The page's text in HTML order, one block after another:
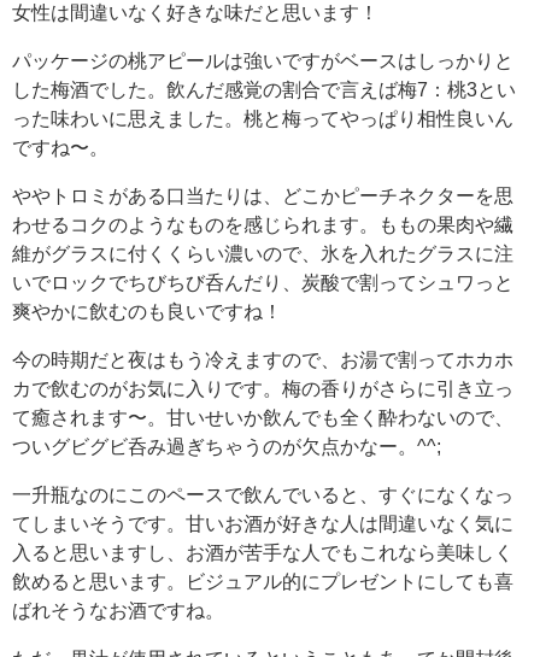
女性は間違いなく好きな味だと思います！
パッケージの桃アピールは強いですがベースはしっかりと
した梅酒でした。飲んだ感覚の割合で言えば梅7：桃3とい
った味わいに思えました。桃と梅ってやっぱり相性良いん
ですね〜。
ややトロミがある口当たりは、どこかピーチネクターを思
わせるコクのようなものを感じられます。ももの果肉や繊
維がグラスに付くくらい濃いので、氷を入れたグラスに注
いでロックでちびちび呑んだり、炭酸で割ってシュワっと
爽やかに飲むのも良いですね！
今の時期だと夜はもう冷えますので、お湯で割ってホカホ
カで飲むのがお気に入りです。梅の香りがさらに引き立っ
て癒されます〜。甘いせいか飲んでも全く酔わないので、
ついグビグビ呑み過ぎちゃうのが欠点かなー。^^;
一升瓶なのにこのペースで飲んでいると、すぐになくなっ
てしまいそうです。甘いお酒が好きな人は間違いなく気に
入ると思いますし、お酒が苦手な人でもこれなら美味しく
飲めると思います。ビジュアル的にプレゼントにしても喜
ばれそうなお酒ですね。